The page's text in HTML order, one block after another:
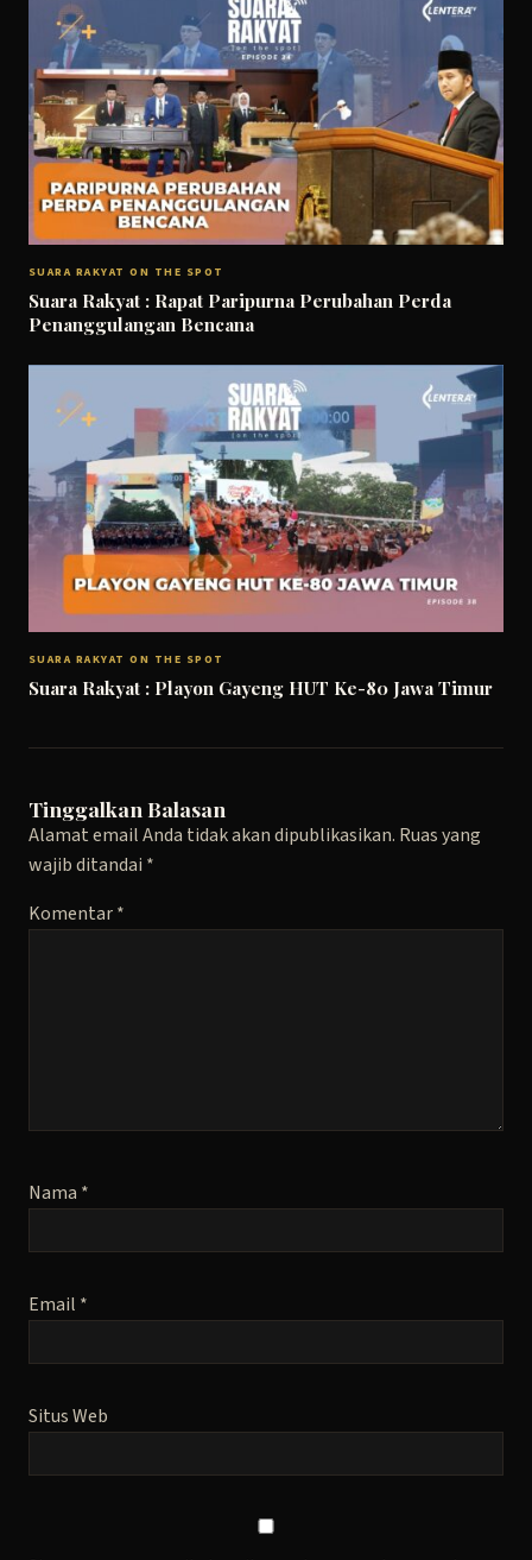
SUARA RAKYAT ON THE SPOT
Suara Rakyat : Rapat Paripurna Perubahan Perda
Penanggulangan Bencana
SUARA RAKYAT ON THE SPOT
Suara Rakyat : Playon Gayeng HUT Ke-80 Jawa Timur
Tinggalkan Balasan
Alamat email Anda tidak akan dipublikasikan. Ruas yang
wajib ditandai *
Komentar*
Nama *
Email *
Situs Web